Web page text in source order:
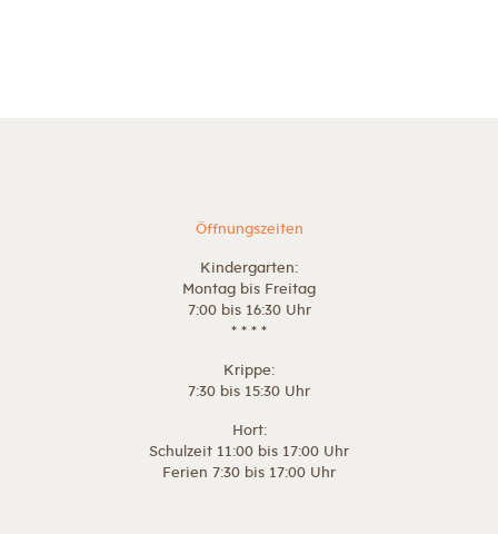
Öffnungszeiten
Kindergarten:
Montag bis Freitag
7:00 bis 16:30 Uhr
* * * *
Krippe:
7:30 bis 15:30 Uhr
Hort:
Schulzeit 11:00 bis 17:00 Uhr
Ferien 7:30 bis 17:00 Uhr